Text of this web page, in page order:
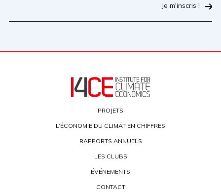
Je m'inscris !
PROJETS
L’ÉCONOMIE DU CLIMAT EN CHIFFRES
RAPPORTS ANNUELS
LES CLUBS
ÉVÉNEMENTS
CONTACT